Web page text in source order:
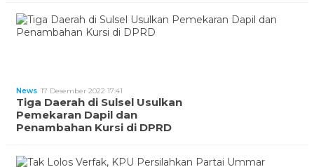
News 17 Desember 2022 17:41
Tiga Daerah di Sulsel Usulkan
Pemekaran Dapil dan
Penambahan Kursi di DPRD